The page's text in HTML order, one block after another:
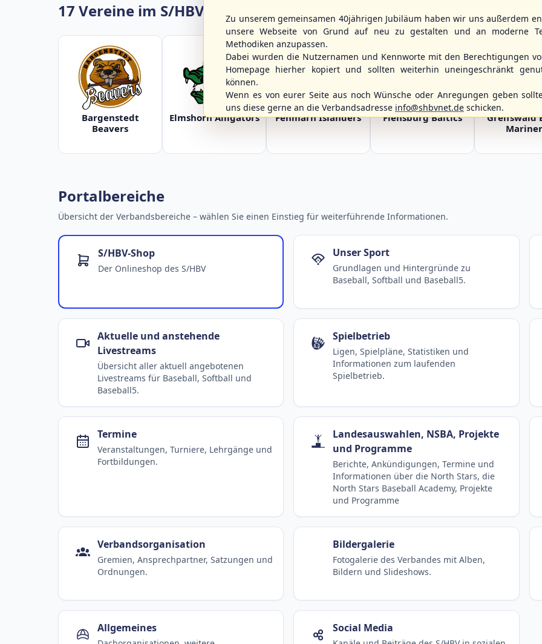
17 Vereine im S/HBV
Bargenstedt
Beavers
Elmshorn Alligators Fehmarn Islanders Flensburg Baltics
Greifswald
Portalbereiche
Übersicht der Verbandsbereiche – wählen Sie einen Einstieg für weiterführende Informationen.
S/HBV-Shop
Der Onlineshop des S/HBV
Unser Sport
Grundlagen und Hintergründe zu
Baseball, Softball und Baseball5.
Aktuelle und anstehende
Livestreams
Übersicht aller aktuell angebotenen
Livestreams für Baseball, Softball und
Baseball5.
Spielbetrieb
Ligen, Spielpläne, Statistiken und
Informationen zum laufenden
Spielbetrieb.
Termine
Veranstaltungen, Turniere, Lehrgänge und
Fortbildungen.
Landesauswahlen, NSBA, Projekte
und Programme
Berichte, Ankündigungen, Termine und
Informationen über die North Stars, die
North Stars Baseball Academy, Projekte
und Programme
Verbandsorganisation
Gremien, Ansprechpartner, Satzungen und
Ordnungen.
Bildergalerie
Fotogalerie des Verbandes mit Alben,
Bildern und Slideshows.
Allgemeines Social Media
Zu unserem gemeinsamen 40jährigen Jubiläum haben wir uns außerdem
unsere Webseite von Grund auf neu zu gestalten und an moderne
Methodiken anzupassen.
Dabei wurden die Nutzernamen und Kennworte mit den Berechtigungen
Homepage hierher kopiert und sollten weiterhin uneingeschränkt
können.
Wenn es von eurer Seite aus noch Wünsche oder Anregungen geben
uns diese gerne an die Verbandsadresse info@shbvnet.de schicken.